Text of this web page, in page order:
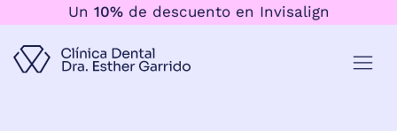
Un 10%de descuento en Invisalign